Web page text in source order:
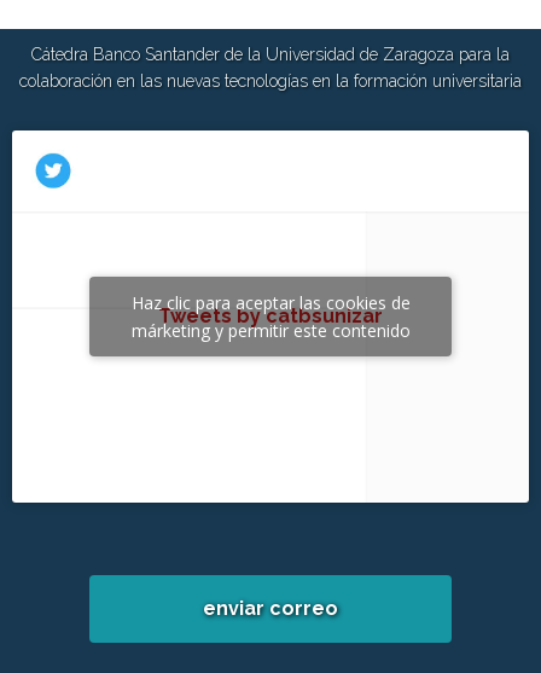
Cátedra Banco Santander de la Universidad de Zaragoza para la
colaboración en las nuevas tecnologías en la formación universitaria
Tweets by catbsunizar
Haz clic para aceptar las cookies de
márketing y permitir este contenido
enviar correo